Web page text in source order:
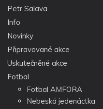
Petr Salava
Info
Novinky
Připravované akce
Uskutečněné akce
Fotbal
Fotbal AMFORA
Nebeská jedenáctka